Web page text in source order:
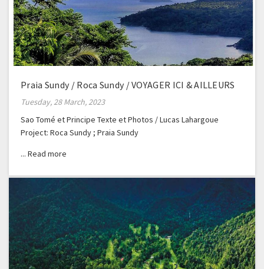
Praia Sundy / Roca Sundy / VOYAGER ICI & AILLEURS
Tuesday, 28 March, 2023
Sao Tomé et Principe Texte et Photos / Lucas Lahargoue
Project: Roca Sundy ; Praia Sundy